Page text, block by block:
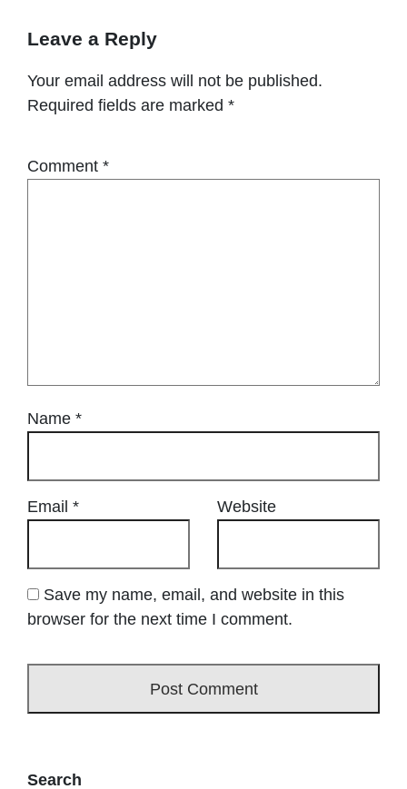
Leave a Reply
Your email address will not be published.
Required fields are marked *
Comment *
Name *
Email * Website
Save my name, email, and website in this
browser for the next time I comment.
Search